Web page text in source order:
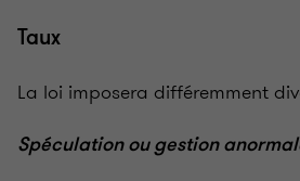
Taux
La loi imposera différemment
Spéculation ou gestion